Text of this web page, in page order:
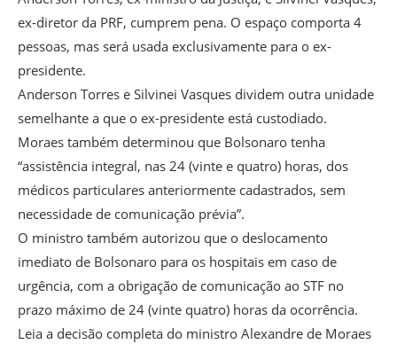
ex-diretor da PRF, cumprem pena. O espaço comporta 4
pessoas, mas será usada exclusivamente para o ex-
presidente.
Anderson Torres e Silvinei Vasques dividem outra unidade
semelhante a que o ex-presidente está custodiado.
Moraes também determinou que Bolsonaro tenha
“assistência integral, nas 24 (vinte e quatro) horas, dos
médicos particulares anteriormente cadastrados, sem
necessidade de comunicação prévia”.
O ministro também autorizou que o deslocamento
imediato de Bolsonaro para os hospitais em caso de
urgência, com a obrigação de comunicação ao STF no
prazo máximo de 24 (vinte quatro) horas da ocorrência.
Leia a decisão completa do ministro Alexandre de Moraes